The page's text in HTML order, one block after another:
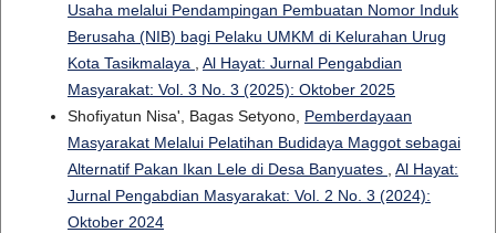
Usaha melalui Pendampingan Pembuatan Nomor Induk
Berusaha (NIB) bagi Pelaku UMKM di Kelurahan Urug
Kota Tasikmalaya , Al Hayat: Jurnal Pengabdian
Masyarakat: Vol. 3 No. 3 (2025): Oktober 2025
Shofiyatun Nisa', Bagas Setyono, Pemberdayaan
Masyarakat Melalui Pelatihan Budidaya Maggot sebagai
Alternatif Pakan Ikan Lele di Desa Banyuates , Al Hayat:
Jurnal Pengabdian Masyarakat: Vol. 2 No. 3 (2024):
Oktober 2024